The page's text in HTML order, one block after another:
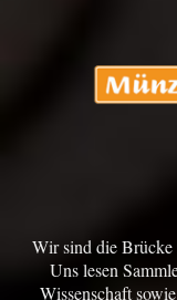
Wir sind die Brücke
Uns lesen
Wissenschaft